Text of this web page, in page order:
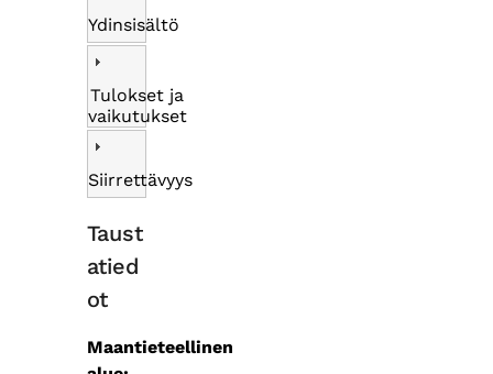
Ydinsisältö
Tulokset ja
vaikutukset
Siirrettävyys
Taust
atied
ot
Maantieteellinen